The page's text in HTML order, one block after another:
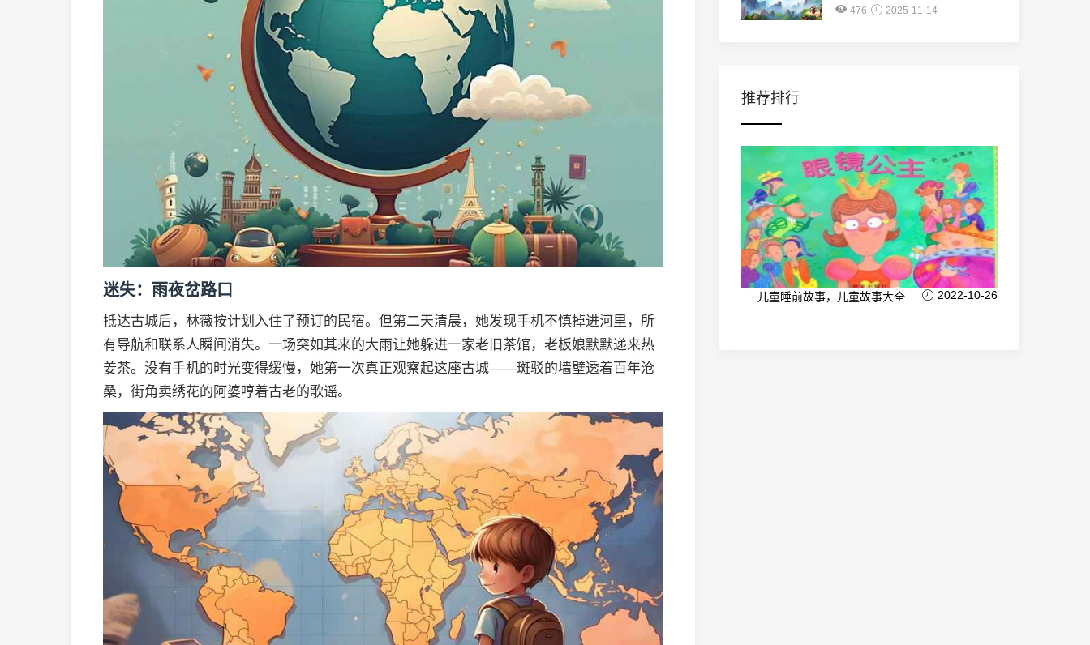
迷失：雨夜岔路口
抵达古城后，林薇按计划入住了预订的民宿。但第二天清晨，她发现手机不慎掉进河里，所
有导航和联系人瞬间消失。一场突如其来的大雨让她躲进一家老旧茶馆，老板娘默默递来热
姜茶。没有手机的时光变得缓慢，她第一次真正观察起这座古城——斑驳的墙壁透着百年沧
桑，街角卖绣花的阿婆哼着古老的歌谣。
476 2025-11-14
推荐排行
儿童睡前故事，儿童故事大全 2022-10-26